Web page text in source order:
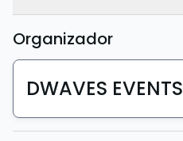
Organizador
DWAVES EVENTS